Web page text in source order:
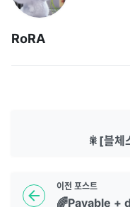
RoRA
이전 포스트
🎇[블체